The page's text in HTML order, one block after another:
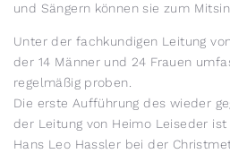
und Sängern können sie zum
Unter der fachkundigen Leitung
der 14 Männer und 24 Frauen
regelmäßig proben.
Die erste Aufführung des wieder
der Leitung von Heimo Leiseder ist
Hans Leo Hassler bei der